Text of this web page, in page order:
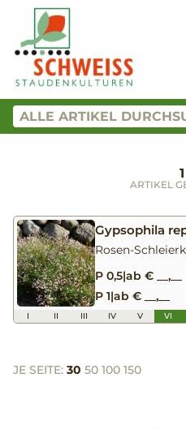
1
ARTIKEL
Gypsophila
Rosen-
P 0,5|ab € __,__
P 1|ab € __,__
I II III IV V VI
JE SEITE: 30 50 100 150